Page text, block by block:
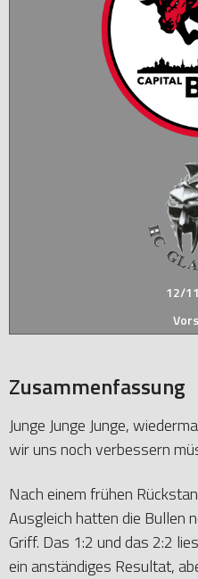
12/
Zusammenfassung
Junge Junge Junge,
wir uns noch verbessern
Nach einem frühen
Ausgleich hatten die Bullen
Griff. Das 1:2 und das 2:2
ein anständiges Resultat,